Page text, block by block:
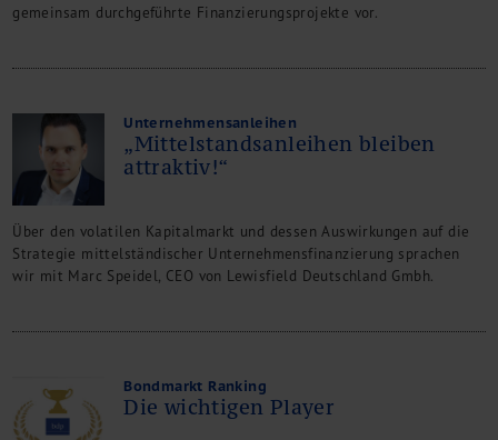
China Consulting
Finanz- und Lohnbuchhaltung
Steuerberatung
Rechtsberatung
M&A Deutschland/China
Unternehmensfinanzierung
Industrielle Dienstleistungen
Inbound Investments
Coaching
Karriere
Kontakt
gemeinsam durchgeführte Finanzierungsprojekte vor.
Unternehmensanleihen
„Mittelstandsanleihen bleiben
attraktiv!“
Über den volatilen Kapitalmarkt und dessen Auswirkungen auf die
Strategie mittelständischer Unternehmensfinanzierung sprachen
wir mit Marc Speidel, CEO von Lewisfield Deutschland Gmbh.
Bondmarkt Ranking
Die wichtigen Player